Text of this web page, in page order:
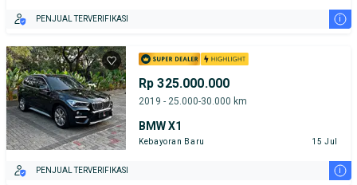
PENJUAL TERVERIFIKASI i
Rp 325.000.000
2019 - 25.000-30.000 km
BMW X1
Kebayoran Baru 15 Jul
PENJUAL TERVERIFIKASI i